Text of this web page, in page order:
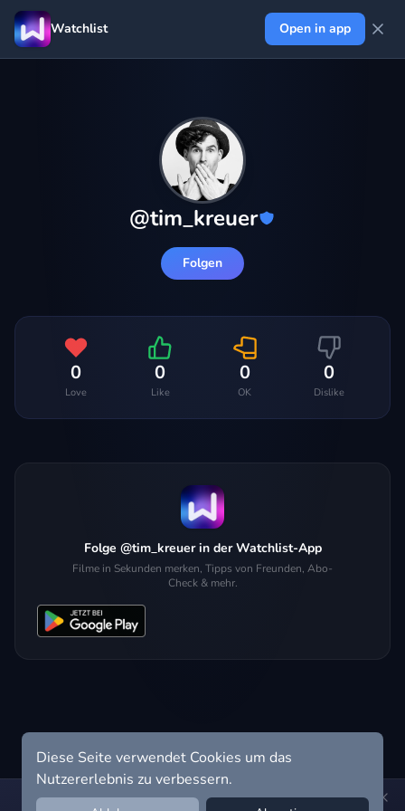
Watchlist Open in app
@tim_kreuer
Folgen
0
Love
0
Like
0
OK
0
Dislike
Folge @tim_kreuer in der Watchlist-App
Filme in Sekunden merken, Tipps von Freunden, Abo-
Check & mehr.
Hol dir die Watchlist-App:Filme in Sekunden merken, Tipps von
Diese Seite verwendet Cookies um das
Nutzererlebnis zu verbessern.